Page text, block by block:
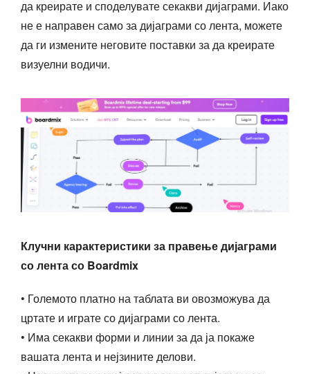
да креирате и споделувате секакви дијаграми. Иако
не е направен само за дијаграми со лента, можете
да ги измените неговите поставки за да креирате
визуелни водичи.
Клучни карактеристики за правење дијаграми
со лента со Boardmix
• Големото платно на таблата ви овозможува да
цртате и играте со дијаграми со лента.
• Има секакви форми и линии за да ја покаже
вашата лента и нејзините делови.